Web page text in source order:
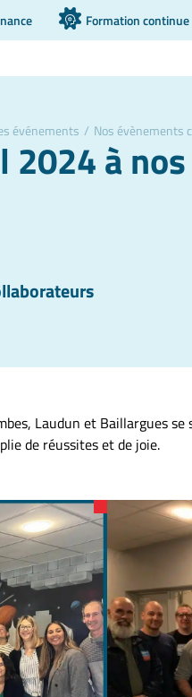
Formation continue
événements / Nos évènements
2024 à
Laudun et Baillargues
de réussites et de joie.